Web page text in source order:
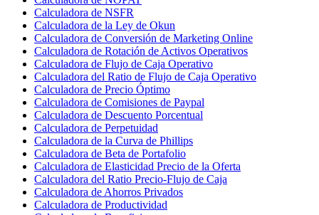
Calculadora de NSFR
Calculadora de la Ley de Okun
Calculadora de Conversión de Marketing Online
Calculadora de Rotación de Activos Operativos
Calculadora de Flujo de Caja Operativo
Calculadora del Ratio de Flujo de Caja Operativo
Calculadora de Precio Óptimo
Calculadora de Comisiones de Paypal
Calculadora de Descuento Porcentual
Calculadora de Perpetuidad
Calculadora de la Curva de Phillips
Calculadora de Beta de Portafolio
Calculadora de Elasticidad Precio de la Oferta
Calculadora del Ratio Precio-Flujo de Caja
Calculadora de Ahorros Privados
Calculadora de Productividad